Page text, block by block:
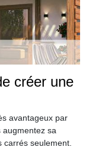
créer une
avantageux par
sa
carrés seulement.